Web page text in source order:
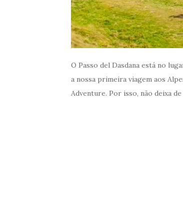
O Passo del Dasdana está no
a nossa primeira viagem aos
Adventure. Por isso, não deixa